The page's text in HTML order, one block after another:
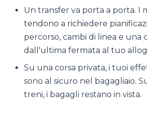
Un transfer va porta a porta. I
tendono a richiedere
percorso, cambi di linea e una
dall'ultima fermata al tuo
Su una corsa privata, i tuoi
sono al sicuro nel bagagliaio.
treni, i bagagli restano in vista.